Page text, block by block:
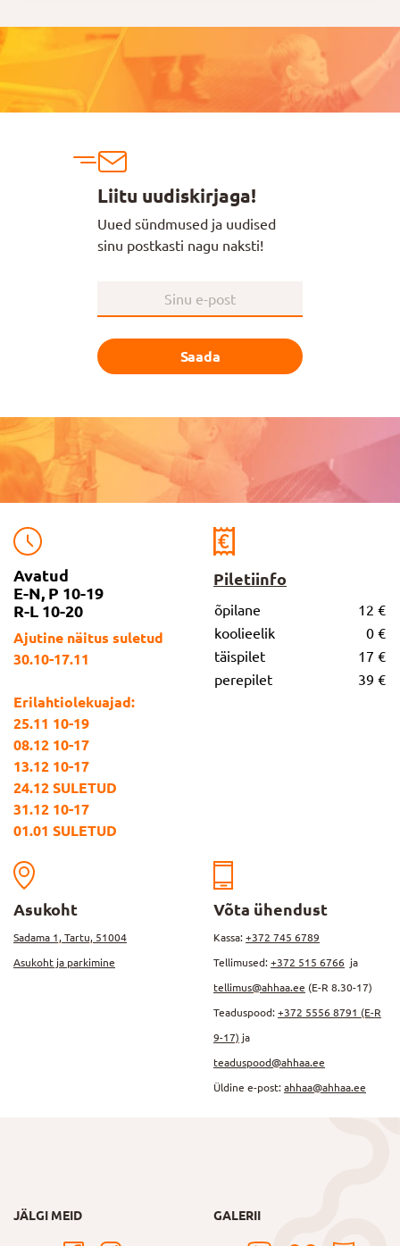
Liitu uudiskirjaga!
Uued sündmused ja uudised
sinu postkasti nagu naksti!
Saada
Avatud
E-N, P 10-19
R-L 10-20
Ajutine näitus suletud
30.10-17.11
Erilahtiolekuajad:
25.11 10-19
08.12 10-17
13.12 10-17
24.12 SULETUD
31.12 10-17
01.01 SULETUD
Piletiinfo
õpilane
12 €
koolieelik
0 €
täispilet
17 €
perepilet
39 €
Asukoht
Sadama 1, Tartu, 51004
Asukoht ja parkimine
Võta ühendust
Kassa: +372 745 6789
Tellimused: +372 515 6766 ja
tellimus@ahhaa.ee (E-R 8.30-17)
Teaduspood: +372 5556 8791 (E-R
9-17) ja
teaduspood@ahhaa.ee
Üldine e-post: ahhaa@ahhaa.ee
JÄLGI MEID GALERII